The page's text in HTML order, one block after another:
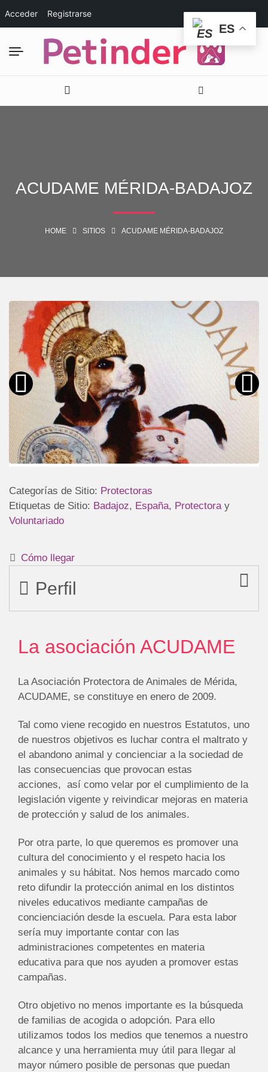
Acceder Registrarse
ACUDAME MÉRIDA-BADAJOZ
HOME SITIOS ACUDAME MÉRIDA-BADAJOZ
Categorías de Sitio: Protectoras
Etiquetas de Sitio: Badajoz, España, Protectora y
Voluntariado
Cómo llegar
Perfil
La asociación ACUDAME
La Asociación Protectora de Animales de Mérida,
ACUDAME, se constituye en enero de 2009.
Tal como viene recogido en nuestros Estatutos, uno
de nuestros objetivos es luchar contra el maltrato y
el abandono animal y concienciar a la sociedad de
las consecuencias que provocan estas
acciones, así como velar por el cumplimiento de la
legislación vigente y reivindicar mejoras en materia
de protección y salud de los animales.
Por otra parte, lo que queremos es promover una
cultura del conocimiento y el respeto hacia los
animales y su hábitat. Nos hemos marcado como
reto difundir la protección animal en los distintos
niveles educativos mediante campañas de
concienciación desde la escuela. Para esta labor
sería muy importante contar con las
administraciones competentes en materia
educativa para que nos ayuden a promover estas
campañas.
Otro objetivo no menos importante es la búsqueda
de familias de acogida o adopción. Para ello
utilizamos todos los medios que tenemos a nuestro
alcance y una herramienta muy útil para llegar al
mayor número posible de personas que puedan
ES